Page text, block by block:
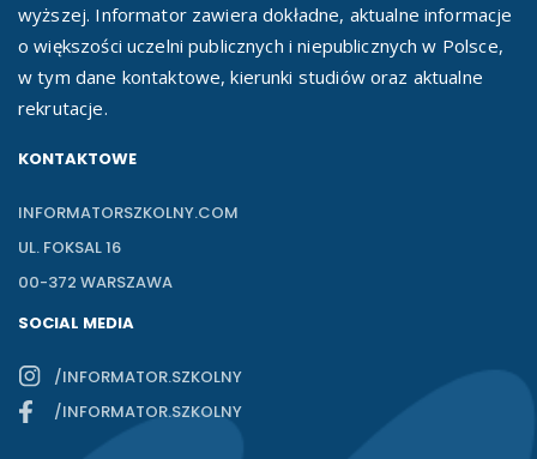
wyższej. Informator zawiera dokładne, aktualne informacje
o większości uczelni publicznych i niepublicznych w Polsce,
w tym dane kontaktowe, kierunki studiów oraz aktualne
rekrutacje.
KONTAKTOWE
INFORMATORSZKOLNY.COM
UL. FOKSAL 16
00-372 WARSZAWA
SOCIAL MEDIA
/INFORMATOR.SZKOLNY
/INFORMATOR.SZKOLNY